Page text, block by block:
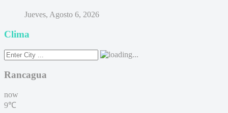
Jueves, Agosto 6, 2026
Clima
Rancagua
now
9℃